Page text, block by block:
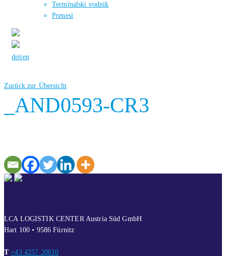
Terminalski vodnik
Prenesi
deiten
Zurück zur Übersicht
_AND0593-CR3
LCA LOGISTIK CENTER Austria Süd GmbH
Hart 100 • 9586 Fürnitz
T +43 4257 20610